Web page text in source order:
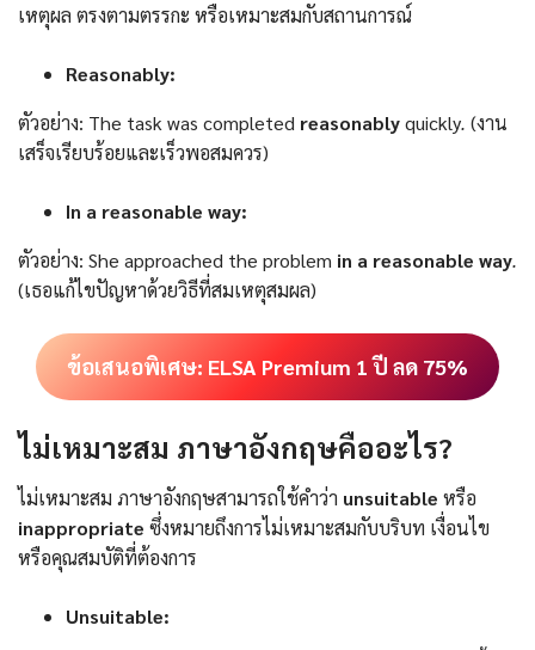
เหตุผล ตรงตามตรรกะ หรือเหมาะสมกับสถานการณ์
Reasonably:
ตัวอย่าง: The task was completed reasonablyquickly. (งาน
เสร็จเรียบร้อยและเร็วพอสมควร)
In a reasonable way:
ตัวอย่าง: She approached the problem in a reasonable way.
(เธอแก้ไขปัญหาด้วยวิธีที่สมเหตุสมผล)
ข้อเสนอพิเศษ: ELSA Premium 1 ปี ลด 75%
ไม่เหมาะสม ภาษาอังกฤษคืออะไร?
ไม่เหมาะสม ภาษาอังกฤษสามารถใช้คำว่า unsuitable หรือ
inappropriate ซึ่งหมายถึงการไม่เหมาะสมกับบริบท เงื่อนไข
หรือคุณสมบัติที่ต้องการ
Unsuitable: